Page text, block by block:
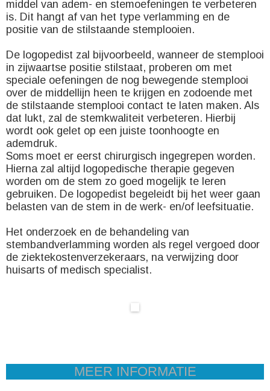
middel van adem- en stemoefeningen te verbeteren
is. Dit hangt af van het type verlamming en de
positie van de stilstaande stemplooien.
De logopedist zal bijvoorbeeld, wanneer de stemplooi
in zijwaartse positie stilstaat, proberen om met
speciale oefeningen de nog bewegende stemplooi
over de middellijn heen te krijgen en zodoende met
de stilstaande stemplooi contact te laten maken. Als
dat lukt, zal de stemkwaliteit verbeteren. Hierbij
wordt ook gelet op een juiste toonhoogte en
ademdruk.
Soms moet er eerst chirurgisch ingegrepen worden.
Hierna zal altijd logopedische therapie gegeven
worden om de stem zo goed mogelijk te leren
gebruiken. De logopedist begeleidt bij het weer gaan
belasten van de stem in de werk- en/of leefsituatie.
Het onderzoek en de behandeling van
stembandverlamming worden als regel vergoed door
de ziektekostenverzekeraars, na verwijzing door
huisarts of medisch specialist.
MEER INFORMATIE